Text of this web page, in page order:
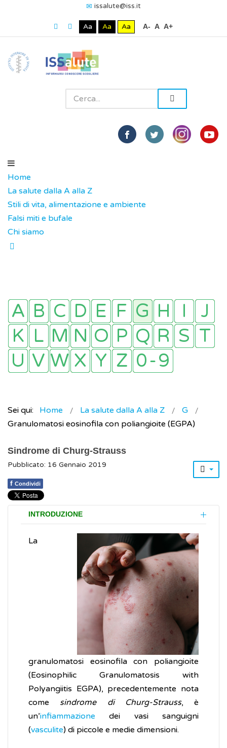
issalute@iss.it
Aa Aa Aa A- A A+
Home
La salute dalla A alla Z
Stili di vita, alimentazione e ambiente
Falsi miti e bufale
Chi siamo
Sei qui: Home La salute dalla A alla Z
G
Granulomatosi eosinofila con poliangioite (EGPA)
Sindrome di Churg-Strauss
Pubblicato: 16 Gennaio 2019
f Condividi
INTRODUZIONE
La
granulomatosi eosinofila con poliangioite
(Eosinophilic Granulomatosis with
Polyangiitis EGPA), precedentemente nota
come sindrome di Churg-Strauss, è
un’infiammazionedei vasi sanguigni
(vasculite) di piccole e medie dimensioni.